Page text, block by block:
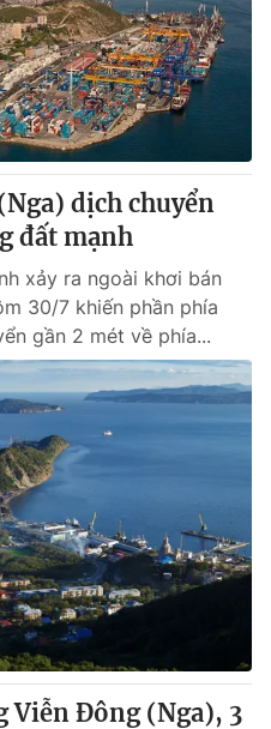
động sản
lòng Việt
mình bằng AI
VTV8
Việt Nam
điện tử số 483/GP-BTTTT
Hạnh, Phạm Quốc Thắng,
dịch chuyển
đất mạnh
xảy ra ngoài khơi bán
30/7 khiến phần phía
gần 2 mét về phía...
Viễn Đông (Nga), 3